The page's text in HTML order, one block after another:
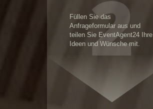
2
Füllen Sie das
Anfrageformular aus und
teilen Sie EventAgent24 Ihre
Ideen und Wünsche mit.